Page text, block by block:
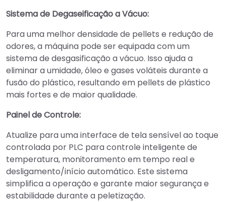
Sistema de Degaseificação a Vácuo:
Para uma melhor densidade de pellets e redução de
odores, a máquina pode ser equipada com um
sistema de desgasificação a vácuo. Isso ajuda a
eliminar a umidade, óleo e gases voláteis durante a
fusão do plástico, resultando em pellets de plástico
mais fortes e de maior qualidade.
Painel de Controle:
Atualize para uma interface de tela sensível ao toque
controlada por PLC para controle inteligente de
temperatura, monitoramento em tempo real e
desligamento/início automático. Este sistema
simplifica a operação e garante maior segurança e
estabilidade durante a peletização.